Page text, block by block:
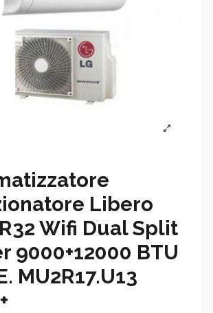
Libero
Wifi Dual Split
9000+12000 BTU
MU2R17.U13